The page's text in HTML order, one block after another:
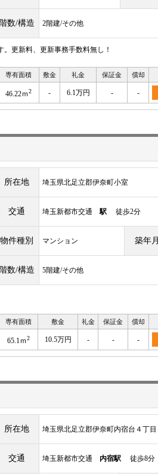
階数/構造 2階建/その他
更新料、更新事務手数料無し！
専有面積 敷金 礼金 保証金 償却
46.22ｍ2 - 6.1万円 - -
所在地 埼玉県北足立郡伊奈町小室
交通 埼玉新都市交通駅 徒歩2分
物件種別 マンション 築年月
階数/構造 5階建/その他
専有面積 敷金 礼金 保証金 償却
65.1ｍ2 10.5万円 - - -
所在地 埼玉県北足立郡伊奈町内宿台４丁目
交通 埼玉新都市交通 内宿駅 徒歩8分